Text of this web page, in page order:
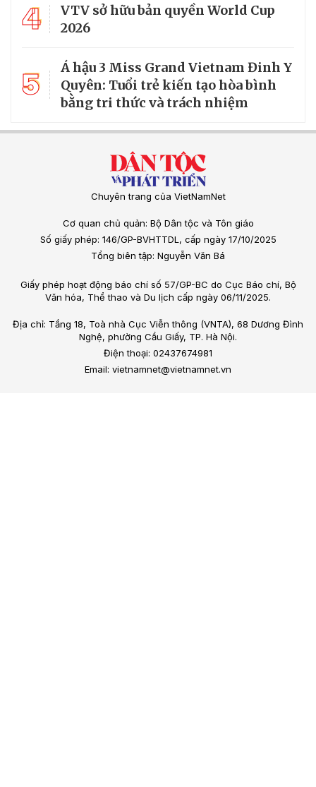
4
VTV sở hữu bản quyền World Cup
2026
5
Á hậu 3 Miss Grand Vietnam Đinh Y
Quyên: Tuổi trẻ kiến tạo hòa bình
bằng tri thức và trách nhiệm
Chuyên trang của VietNamNet
Cơ quan chủ quản: Bộ Dân tộc và Tôn giáo
Số giấy phép: 146/GP-BVHTTDL, cấp ngày 17/10/2025
Tổng biên tập: Nguyễn Văn Bá
Giấy phép hoạt động báo chí số 57/GP-BC do Cục Báo chí, Bộ
Văn hóa, Thể thao và Du lịch cấp ngày 06/11/2025.
Địa chỉ: Tầng 18, Toà nhà Cục Viễn thông (VNTA), 68 Dương Đình
Nghệ, phường Cầu Giấy, TP. Hà Nội.
Điện thoại: 02437674981
Email: vietnamnet@vietnamnet.vn